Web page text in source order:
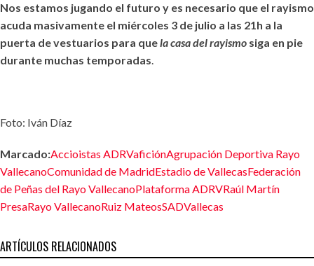
Nos estamos jugando el futuro y es necesario que el rayismo
acuda masivamente el miércoles 3 de julio a las 21h a la
puerta de vestuarios para quela casa del rayismo siga en pie
durante muchas temporadas.
Foto: Iván Díaz
Marcado:Accioistas ADRVaficiónAgrupación Deportiva Rayo
VallecanoComunidad de MadridEstadio de VallecasFederación
de Peñas del Rayo VallecanoPlataforma ADRVRaúl Martín
PresaRayo VallecanoRuiz MateosSADVallecas
ARTÍCULOS RELACIONADOS